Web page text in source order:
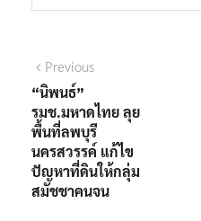
Previous
“นิพนธ์”
รมช.มหาดไทย ลุย
พื้นที่ลพบุรี
นครสวรรค์ แก้ไข
ปัญหาที่ดินให้กลุ่ม
สมัชชาคนจน